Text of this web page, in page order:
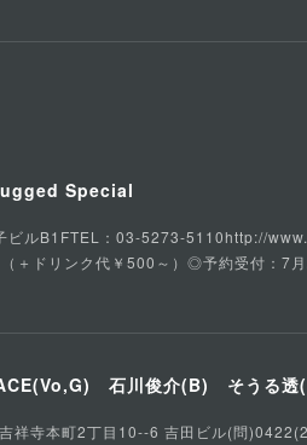
Special
ビルB1FTEL：03-5273-5110http://
ドリンク代￥500～）◎予約受付：7
石川俊介(B) そうる透
吉祥寺本町2丁目10--6 吉田ビル(問